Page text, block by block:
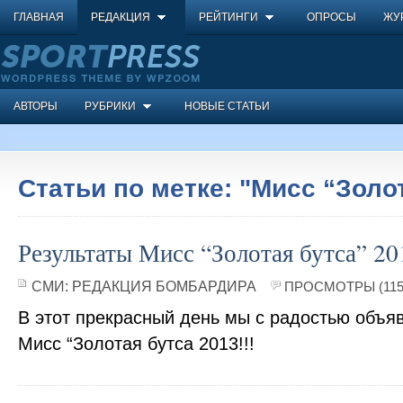
ГЛАВНАЯ РЕДАКЦИЯ РЕЙТИНГИ ОПРОСЫ
АВТОРЫ РУБРИКИ НОВЫЕ СТАТЬИ
Статьи по метке: "Мисс
Результаты Мисс “Золотая бутса”
СМИ: РЕДАКЦИЯ БОМБАРДИРА ПРОСМОТРЫ
В этот прекрасный день мы с радостью
Мисс “Золотая бутса 2013!!!